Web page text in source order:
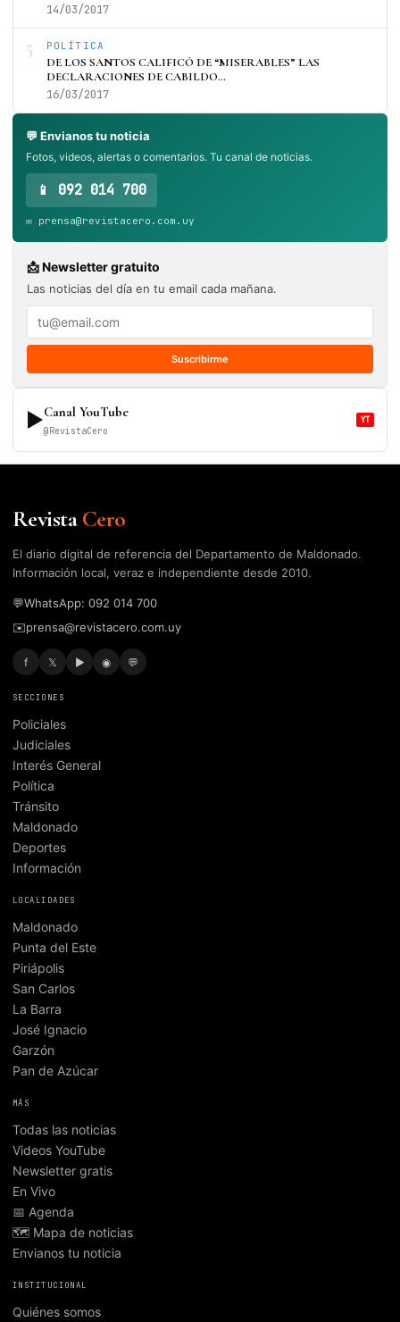
14/03/2017
5 POLÍTICA
DE LOS SANTOS CALIFICÓ DE “MISERABLES” LAS
DECLARACIONES DE CABILDO…
16/03/2017
💬 Envianos tu noticia
Fotos, videos, alertas o comentarios. Tu canal de noticias.
📱 092 014 700
✉️ prensa@revistacero.com.uy
📩 Newsletter gratuito
Las noticias del día en tu email cada mañana.
Suscribirme
▶Canal YouTube
@RevistaCero
YT
RevistaCero
El diario digital de referencia del Departamento de Maldonado.
Información local, veraz e independiente desde 2010.
💬WhatsApp: 092 014 700
✉️prensa@revistacero.com.uy
f 𝕏 ▶ ◉ 💬
SECCIONES
Policiales
Judiciales
Interés General
Política
Tránsito
Maldonado
Deportes
Información
LOCALIDADES
Maldonado
Punta del Este
Piriápolis
San Carlos
La Barra
José Ignacio
Garzón
Pan de Azúcar
MÁS
Todas las noticias
Videos YouTube
Newsletter gratis
En Vivo
📅 Agenda
🗺️ Mapa de noticias
Envianos tu noticia
INSTITUCIONAL
Quiénes somos